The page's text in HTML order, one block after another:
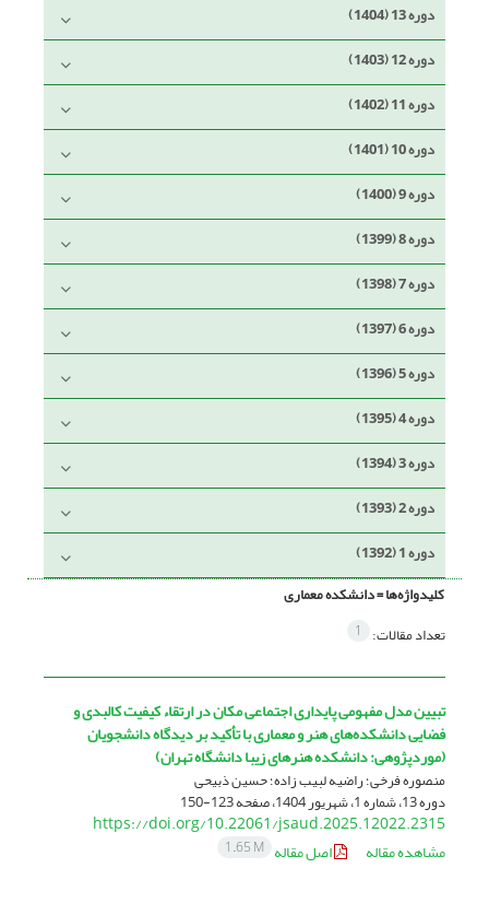
دوره 13 (1404)
دوره 12 (1403)
دوره 11 (1402)
دوره 10 (1401)
دوره 9 (1400)
دوره 8 (1399)
دوره 7 (1398)
دوره 6 (1397)
دوره 5 (1396)
دوره 4 (1395)
دوره 3 (1394)
دوره 2 (1393)
دوره 1 (1392)
کلیدواژه‌ها =دانشکده معماری
تعداد مقالات: 1
تبیین مدل مفهومی پایداری اجتماعی مکان در ارتقاء کیفیت کالبدی و
فضایی دانشکده‌های هنر و معماری با تأکید بر دیدگاه دانشجویان
(موردپژوهی: دانشکده هنرهای زیبا دانشگاه تهران)
منصوره فرخی؛ راضیه لبیب زاده؛ حسین ذبیحی
دوره 13، شماره 1، شهریور 1404، صفحه 123-150
https://doi.org/10.22061/jsaud.2025.12022.2315
مشاهده مقاله
اصل مقاله 1.65 M